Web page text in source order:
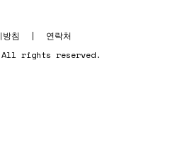
방침 |
연락처
All rights reserved.